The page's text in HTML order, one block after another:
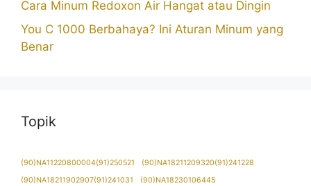
Cara Minum Redoxon Air Hangat atau Dingin
You C 1000 Berbahaya? Ini Aturan Minum yang
Benar
Topik
(90)NA11220800004(91)250521
(90)NA18211209320(91)241228
(90)NA18211902907(91)241031
(90)NA18230106445